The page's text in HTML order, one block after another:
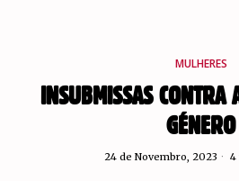
MULHERES
INSUBMISSAS CONTRA
GÉNERO
24 de Novembro, 2023 4